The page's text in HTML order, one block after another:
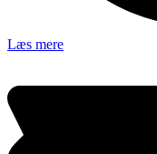
Læs mere